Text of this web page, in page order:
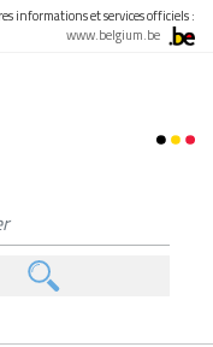
informations et services officiels :
www.belgium.be